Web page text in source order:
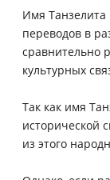
Имя
переводов в
сравнительно
культурных
Так как имя
исторической
из этого